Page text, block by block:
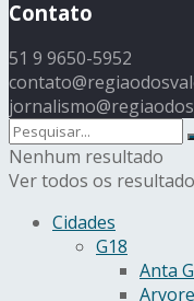
Contato
51 9 9650-5952
Nenhum resultado
Ver todos os
Cidades
G18
Anta